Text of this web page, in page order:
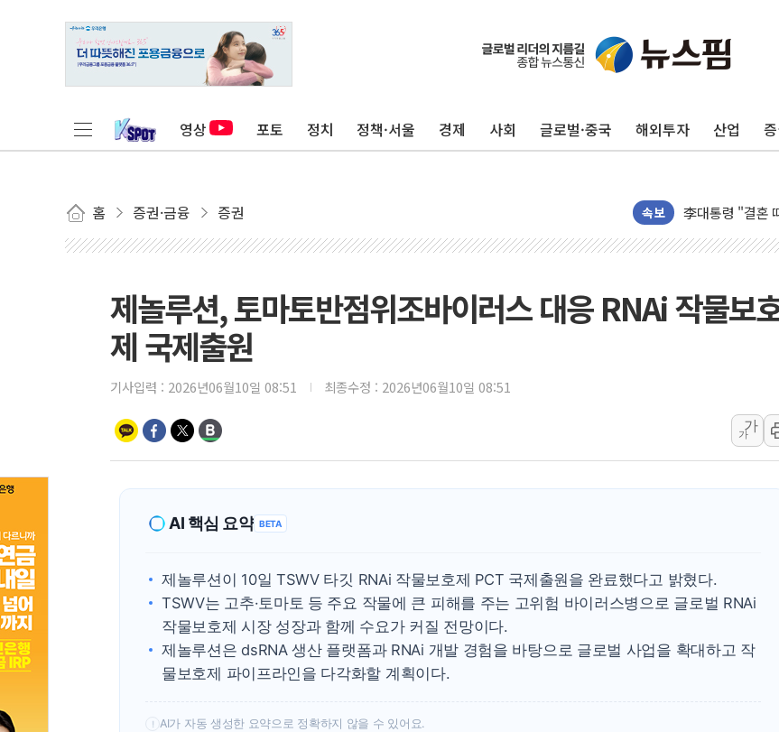
영상 포토 정치 정책·서울 경제 사회 글로벌·중국 해외투자 산업
홈 증권·금융 증권 속보
이번주 국내 주
美, 이란전 출
폐기물 수거하
서울 중랑구 주
여수 오동도 인
추미애, '위안부'
인천서 말다툼 중
'화합' 꺼낸 김민
中 전방위 아파
인제 용대리 계
폭염에 車 운전
제놀루션, 토마토반점위조바이러스 대응 RNAi 작물보
제 국제출원
기사입력 : 2026년06월10일 08:51 최종수정 : 2026년06월10일 08:51
가
가
AI 핵심 요약 BETA
제놀루션이 10일 TSWV 타깃 RNAi 작물보호제 PCT 국제출원을 완료했다고 밝혔다.
TSWV는 고추·토마토 등 주요 작물에 큰 피해를 주는 고위험 바이러스병으로 글로벌 RNAi
작물보호제 시장 성장과 함께 수요가 커질 전망이다.
제놀루션은 dsRNA 생산 플랫폼과 RNAi 개발 경험을 바탕으로 글로벌 사업을 확대하고 작
물보호제 파이프라인을 다각화할 계획이다.
! AI가 자동 생성한 요약으로 정확하지 않을 수 있어요.